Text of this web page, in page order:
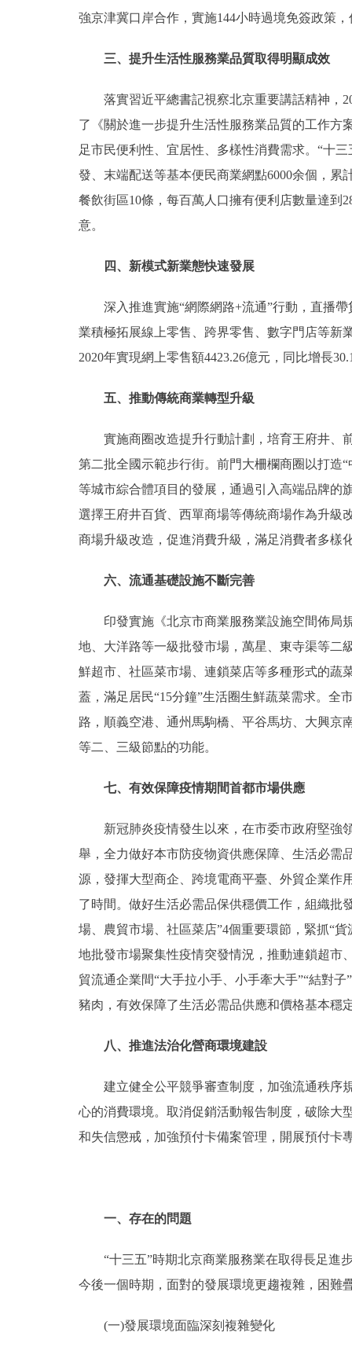
強京津冀口岸合作，實施144小時過境免簽政策
三、提升生活性服務業品質取得明顯成效
落實習近平總書記視察北京重要講話精神，
了《關於進一步提升生活性服務業品質的工作方
足市民便利性、宜居性、多樣性消費需求。“十
發、末端配送等基本便民商業網點6000余個，累
餐飲街區10條，每百萬人口擁有便利店數量達到
意。
四、新模式新業態快速發展
深入推進實施“網際網路+流通”行動，直播帶
業積極拓展線上零售、跨界零售、數字門店等新
2020年實現網上零售額4423.26億元，同比增長
五、推動傳統商業轉型升級
實施商圈改造提升行動計劃，培育王府井、前
第二批全國示範步行街。前門大柵欄商圈以打造
等城市綜合體項目的發展，通過引入高端品牌的
選擇王府井百貨、西單商場等傳統商場作為升級
商場升級改造，促進消費升級，滿足消費者多樣
六、流通基礎設施不斷完善
印發實施《北京市商業服務業設施空間佈局規
地、大洋路等一級批發市場，萬星、東寺渠等二
鮮超市、社區菜市場、連鎖菜店等多種形式的蔬
蓋，滿足居民“15分鐘”生活圈生鮮蔬菜需求。
路，順義空港、通州馬駒橋、平谷馬坊、大興京
等二、三級節點的功能。
七、有效保障疫情期間首都市場供應
新冠肺炎疫情發生以來，在市委市政府堅強領
舉，全力做好本市防疫物資供應保障、生活必需
源，發揮大型商企、跨境電商平臺、外貿企業作
了時間。做好生活必需品保供穩價工作，組織批
場、農貿市場、社區菜店”4個重要環節，緊抓“
地批發市場聚集性疫情突發情況，推動連鎖超市
貿流通企業間“大手拉小手、小手牽大手”“結對
豬肉，有效保障了生活必需品供應和價格基本穩
八、推進法治化營商環境建設
建立健全公平競爭審查制度，加強流通秩序規
心的消費環境。取消促銷活動報告制度，破除大
和失信懲戒，加強預付卡備案管理，開展預付卡
一、存在的問題
“十三五”時期北京商業服務業在取得長足進步
今後一個時期，面對的發展環境更趨複雜，困難
(一)發展環境面臨深刻複雜變化